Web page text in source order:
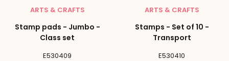
ARTS & CRAFTS
Stamp pads - Jumbo -
Class set
E530409
ARTS & CRAFTS
Stamps - Set of 10 -
Transport
E530410